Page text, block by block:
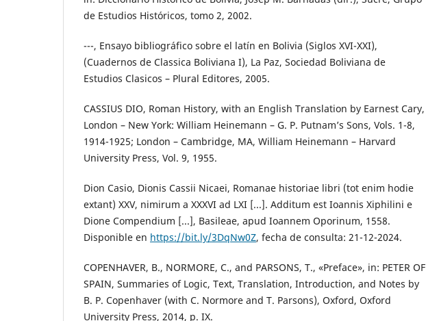
de Estudios Históricos, tomo 2, 2002.
---, Ensayo bibliográfico sobre el latín en Bolivia (Siglos XVI-XXI),
(Cuadernos de Classica Boliviana I), La Paz, Sociedad Boliviana de
Estudios Clasicos – Plural Editores, 2005.
CASSIUS DIO, Roman History, with an English Translation by Earnest Cary,
London – New York: William Heinemann – G. P. Putnam’s Sons, Vols. 1-8,
1914-1925; London – Cambridge, MA, William Heinemann – Harvard
University Press, Vol. 9, 1955.
Dion Casio, Dionis Cassii Nicaei, Romanae historiae libri (tot enim hodie
extant) XXV, nimirum a XXXVI ad LXI [...]. Additum est Ioannis Xiphilini e
Dione Compendium [...], Basileae, apud Ioannem Oporinum, 1558.
Disponible en https://bit.ly/3DqNw0Z, fecha de consulta: 21-12-2024.
COPENHAVER, B., NORMORE, C., and PARSONS, T., «Preface», in: PETER OF
SPAIN, Summaries of Logic, Text, Translation, Introduction, and Notes by
B. P. Copenhaver (with C. Normore and T. Parsons), Oxford, Oxford
University Press, 2014, p. IX.